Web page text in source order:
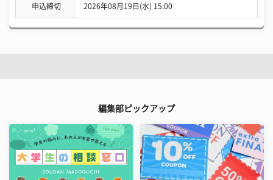
申込締切 2026年08月19日(水) 15:00
編集部ピックアップ